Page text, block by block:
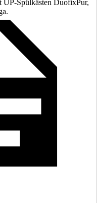
UP-Spülkästen DuofixPur,